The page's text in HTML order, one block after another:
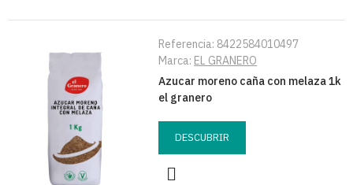
Referencia: 8422584010497
Marca: EL GRANERO
Azucar moreno caña con melaza 1k
el granero
DESCUBRIR